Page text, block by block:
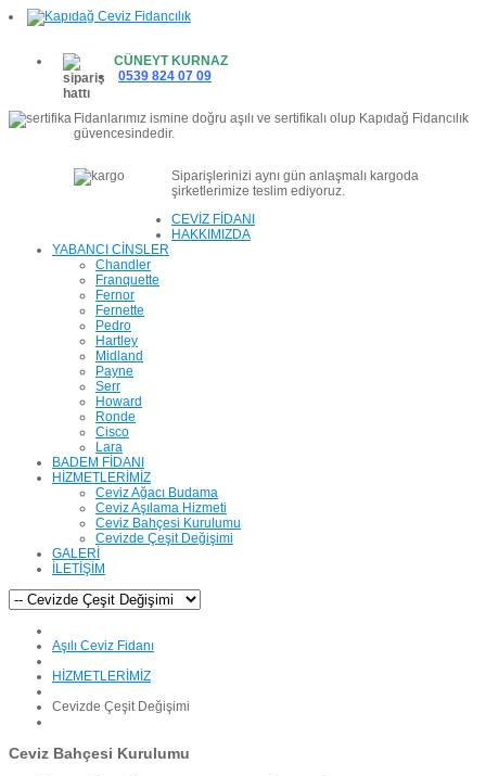
CÜNEYT KURNAZ
0539 824 07 09
Fidanlarımız ismine doğru aşılı ve sertifikalı olup Kapıdağ Fidancılık
güvencesindedir.
Siparişlerinizi aynı gün anlaşmalı kargoda
şirketlerimize teslim ediyoruz.
CEVİZ FİDANI
HAKKIMIZDA
YABANCI CİNSLER
Chandler
Franquette
Fernor
Fernette
Pedro
Hartley
Midland
Payne
Serr
Howard
Ronde
Cisco
Lara
BADEM FİDANI
HİZMETLERİMİZ
Ceviz Ağacı Budama
Ceviz Aşılama Hizmeti
Ceviz Bahçesi Kurulumu
Cevizde Çeşit Değişimi
GALERİ
İLETİŞİM
Aşılı Ceviz Fidanı
HİZMETLERİMİZ
Cevizde Çeşit Değişimi
Ceviz Bahçesi Kurulumu